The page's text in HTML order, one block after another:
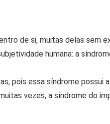
de si, muitas delas sem
humana: a
pois essa síndrome possui
vezes, a síndrome do